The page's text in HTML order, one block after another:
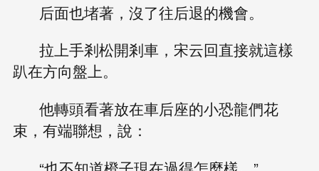
后面也堵著，沒了往后退的機會。
拉上手剎松開剎車，宋云回直接就這樣
趴在方向盤上。
他轉頭看著放在車后座的小恐龍們花
束，有端聯想，說：